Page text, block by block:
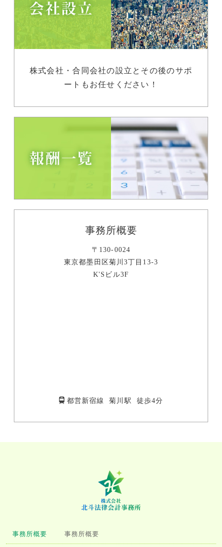
株式会社・合同会社の設立とその後のサポ
ートもお任せください！
事務所概要
〒130-0024
東京都墨田区菊川3丁目13-3
K'Sビル3F
都営新宿線 菊川駅 徒歩4分
事務所概要 事務所概要